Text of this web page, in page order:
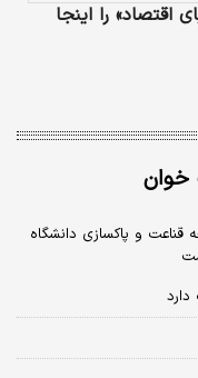
اقتصاد» را اینجا
خوان
و پاکسازی دانشگاه